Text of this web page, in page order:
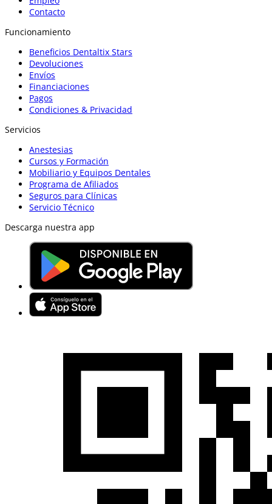
Contacto
Funcionamiento
Beneficios Dentaltix Stars
Devoluciones
Envíos
Financiaciones
Pagos
Condiciones & Privacidad
Servicios
Anestesias
Cursos y Formación
Mobiliario y Equipos Dentales
Programa de Afiliados
Seguros para Clínicas
Servicio Técnico
Descarga nuestra app